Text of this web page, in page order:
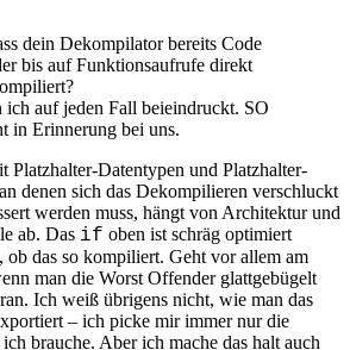
dein Dekompilator bereits Code
bis auf Funktionsaufrufe direkt
ich auf jeden Fall beieindruckt. SO
in Erinnerung bei uns.
Platzhalter-Datentypen und Platzhalter-
denen sich das Dekompilieren verschluckt
werden muss, hängt von Architektur und
ab. Das if oben ist schräg optimiert
das so kompiliert. Geht vor allem am
man die Worst Offender glattgebügelt
Ich weiß übrigens nicht, wie man das
– ich picke mir immer nur die
brauche. Aber ich mache das halt auch